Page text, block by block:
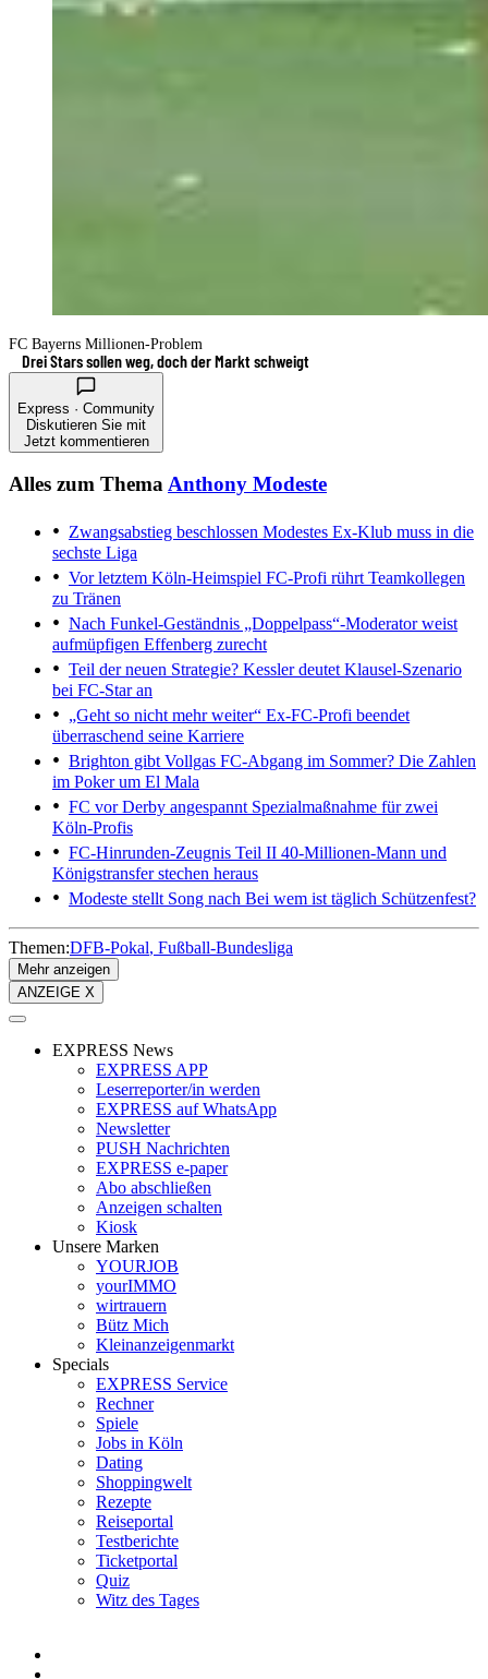
FC Bayerns Millionen-Problem
Drei Stars sollen weg, doch der Markt schweigt
Express · Community
Diskutieren Sie mit
Jetzt kommentieren
Alles zum ThemaAnthony Modeste
Zwangsabstieg beschlossen Modestes Ex-Klub muss in die
sechste Liga
Vor letztem Köln-Heimspiel FC-Profi rührt Teamkollegen
zu Tränen
Nach Funkel-Geständnis „Doppelpass“-Moderator weist
aufmüpfigen Effenberg zurecht
Teil der neuen Strategie? Kessler deutet Klausel-Szenario
bei FC-Star an
„Geht so nicht mehr weiter“ Ex-FC-Profi beendet
überraschend seine Karriere
Brighton gibt Vollgas FC-Abgang im Sommer? Die Zahlen
im Poker um El Mala
FC vor Derby angespannt Spezialmaßnahme für zwei
Köln-Profis
FC-Hinrunden-Zeugnis Teil II 40-Millionen-Mann und
Königstransfer stechen heraus
Modeste stellt Song nach Bei wem ist täglich Schützenfest?
Themen:DFB-Pokal Fußball-Bundesliga
Mehr anzeigen
ANZEIGE X
EXPRESS News
EXPRESS APP
Leserreporter/in werden
EXPRESS auf WhatsApp
Newsletter
PUSH Nachrichten
EXPRESS e-paper
Abo abschließen
Anzeigen schalten
Kiosk
Unsere Marken
YOURJOB
yourIMMO
wirtrauern
Bütz Mich
Kleinanzeigenmarkt
Specials
EXPRESS Service
Rechner
Spiele
Jobs in Köln
Dating
Shoppingwelt
Rezepte
Reiseportal
Testberichte
Ticketportal
Quiz
Witz des Tages